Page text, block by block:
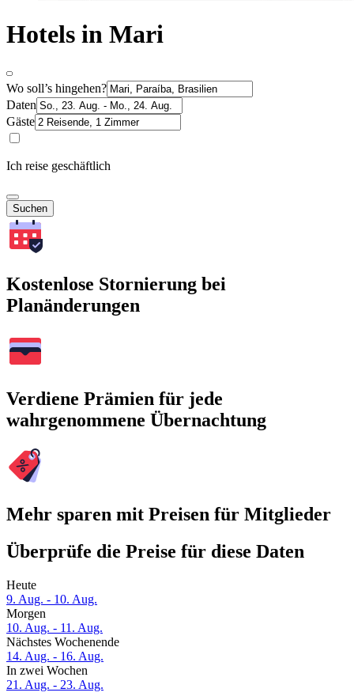
Hotels in Mari
Wo soll’s hingehen?
Daten
Gäste
Ich reise geschäftlich
Suchen
Kostenlose Stornierung bei
Planänderungen
Verdiene Prämien für jede
wahrgenommene Übernachtung
Mehr sparen mit Preisen für Mitglieder
Überprüfe die Preise für diese Daten
Heute
9. Aug. - 10. Aug.
Morgen
10. Aug. - 11. Aug.
Nächstes Wochenende
14. Aug. - 16. Aug.
In zwei Wochen
21. Aug. - 23. Aug.